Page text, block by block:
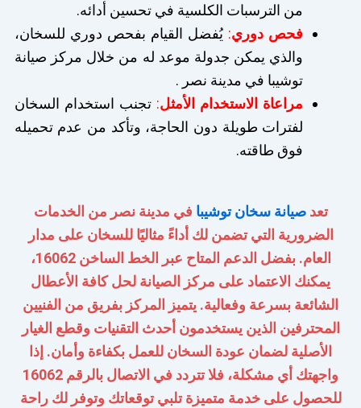
من الترسبات الكلسية في تحسين أدائه.
فحص دوري: يُفضل القيام بفحص دوري للسخان،
والذي يمكن جدولة موعد له من خلال مركز صيانة
توشيبا في مدينة نصر .
مراعاة الاستخدام الأمثل: تجنب استخدام السخان
لفترات طويلة دون الحاجة، وتأكد من عدم تحميله
فوق طاقته.
تعدصيانة سخان توشيبا في مدينة نصر من الخدمات
الضرورية التي تضمن لك أداءً مثاليًا للسخان على مدار
العام. بفضل الدعم المتاح عبر الخط الساخن 16062،
يمكنك الاعتماد على مركز الصيانة لحل كافة الأعطال
الشائعة بسرعة وفعالية. يتميز المركز بفريق من الفنيين
المحترفين الذين يستخدمون أحدث التقنيات وقطع الغيار
الأصلية لضمان عودة السخان للعمل بكفاءة وأمان. إذا
واجهتك أي مشكلة، فلا تتردد في الاتصال بالرقم 16062
للحصول على خدمة متميزة تلبي توقعاتك وتوفر لك راحة